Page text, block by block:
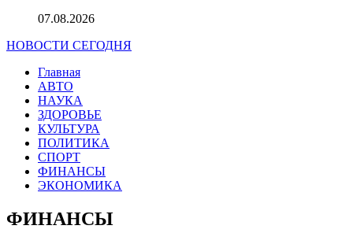
07.08.2026
НОВОСТИ СЕГОДНЯ
Главная
АВТО
НАУКА
ЗДОРОВЬЕ
КУЛЬТУРА
ПОЛИТИКА
СПОРТ
ФИНАНСЫ
ЭКОНОМИКА
ФИНАНСЫ